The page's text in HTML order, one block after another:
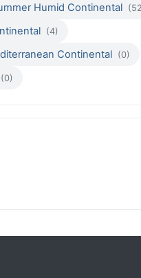
Humid Continental
(4)
Continental (0)
(0)